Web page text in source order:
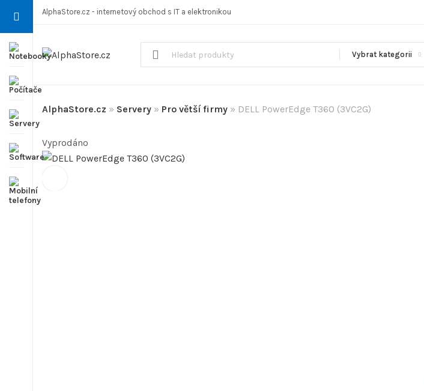
AlphaStore.cz - internetový obchod s IT a elektronikou
Vybrat kategorii
AlphaStore.cz » Servery » Pro větší firmy » DELL PowerEdge T360 (3VC2G)
Vyprodáno